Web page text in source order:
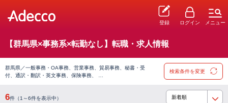
登録 ログイン メニュー
【群馬県×事務系×転勤なし】転職・求人情報
群馬県／一般事務・OA事務、営業事務、貿易事務、秘書・受
付、通訳・翻訳・英文事務、保険事務、 …
検索条件を変更
6件（1～6件を表示中）